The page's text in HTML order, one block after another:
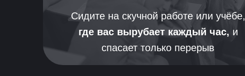
Сидите на скучной работе или учёбе,
где вас вырубает каждый час, и
спасает только перерыв